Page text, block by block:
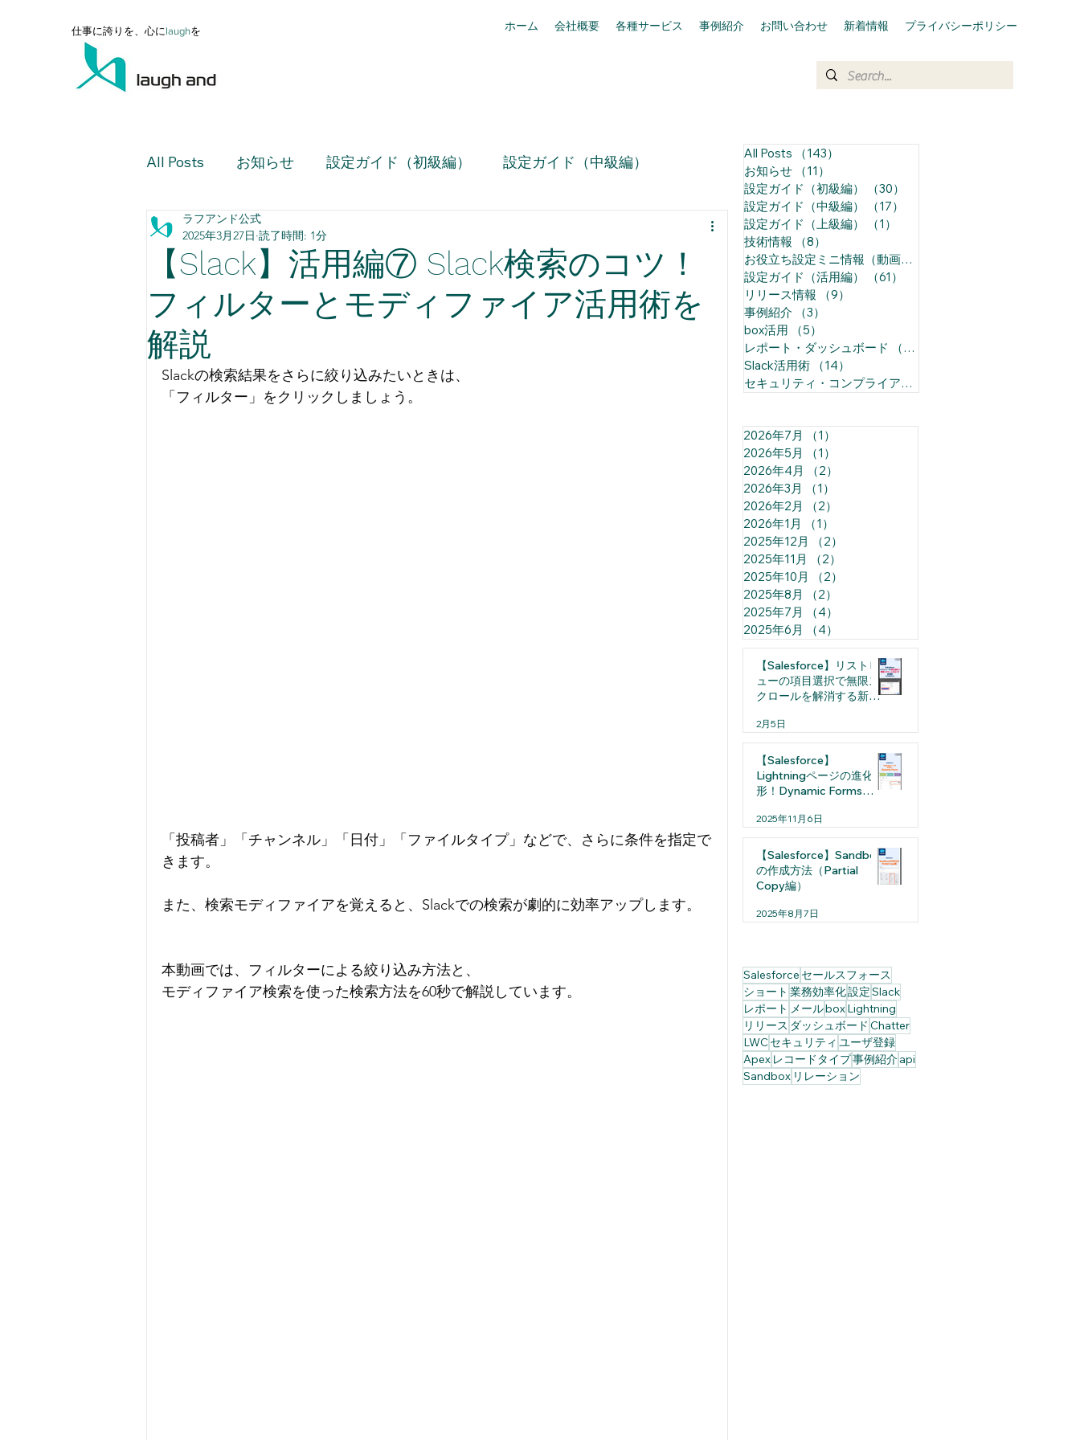
仕事に誇りを、心にlaughを ホーム 会社概要 各種サービス 事例紹介 お問い合わせ 新着情報 プライバシーポリシー
All Posts お知らせ 設定ガイド（初級編） 設定ガイド（中級編）
設定ガイド（上級編）
設定ガイド（活用編） リリース情報 事例紹介 box活用
レポート・ダッシュボード
【Slack】活用編⑦ Slack検索のコツ！
フィルターとモディファイア活用術を
解説
ラフアンド公式
2025年3月27日 読了時間: 1分
Slackの検索結果をさらに絞り込みたいときは、
「フィルター」をクリックしましょう。
「投稿者」「チャンネル」「日付」「ファイルタイプ」などで、さらに条件を指定で
きます。
また、検索モディファイアを覚えると、Slackでの検索が劇的に効率アップします。
本動画では、フィルターによる絞り込み方法と、
モディファイア検索を使った検索方法を60秒で解説しています。
All Posts （143）
お知らせ
（11）
設定ガイド（初級編）
（30）
設定ガイド（中級編）
（17）
設定ガイド（上級編）
（1）
技術情報
（8）
お役立ち設定ミニ情報（動画）
設定ガイド（活用編）
（61）
リリース情報
（9）
事例紹介
（3）
box活用
（5）
レポート・ダッシュボード
（14）
Slack活用術
（14）
セキュリティ・コンプライアンス
2026年7月 （1）
2026年5月
（1）
2026年4月
（2）
2026年3月
（1）
2026年2月
（2）
2026年1月
（1）
2025年12月
（2）
2025年11月
（2）
2025年10月
（2）
2025年8月
（2）
2025年7月
（4）
2025年6月
（4）
【Salesforce】リストビ
ューの項目選択で無限ス
クロールを解消する新機
2月5日
【Salesforce】
Lightningページの進化
形！Dynamic Formsと
2025年11月6日
【Salesforce】Sandbox
の作成方法（Partial
Copy編）
2025年8月7日
Salesforce セールスフォース
ショート 業務効率化設定Slack
レポート メールboxLightning
リリース ダッシュボード Chatter
LWC セキュリティ ユーザ登録
Apex レコードタイプ事例紹介api
Sandbox リレーション